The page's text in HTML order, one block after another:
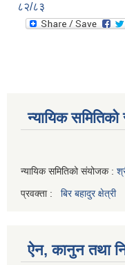
८२/८३
न्यायिक
न्यायिक समितिको संयोजक :
प्रवक्ता : बिर बहादुर क्षेत्री
ऐन, कानुन तथा